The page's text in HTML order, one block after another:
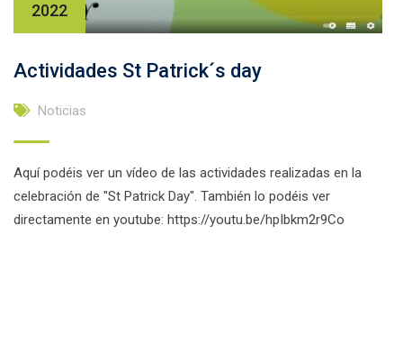
2022
Actividades St Patrick´s day
Noticias
Aquí podéis ver un vídeo de las actividades realizadas en la
celebración de "St Patrick Day". También lo podéis ver
directamente en youtube: https://youtu.be/hpIbkm2r9Co